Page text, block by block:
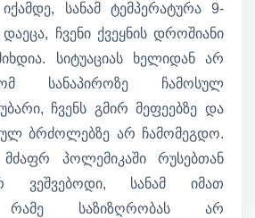
იქამდე, სანამ ტემპერატურა 9-
ჩვენი ქვეყნის დროშიანი
სიტუაციას ხელიდან არ
სანაპიროზე ჩამოსულ
ჩვენს გმირ მეფეებზე და
ბრძოლებზე არ ჩამომეგდო.
მძაფრ პოლემიკაში რუსებთან
ვეშვებოდი, სანამ იმათ
რამე საზიზღრობას არ